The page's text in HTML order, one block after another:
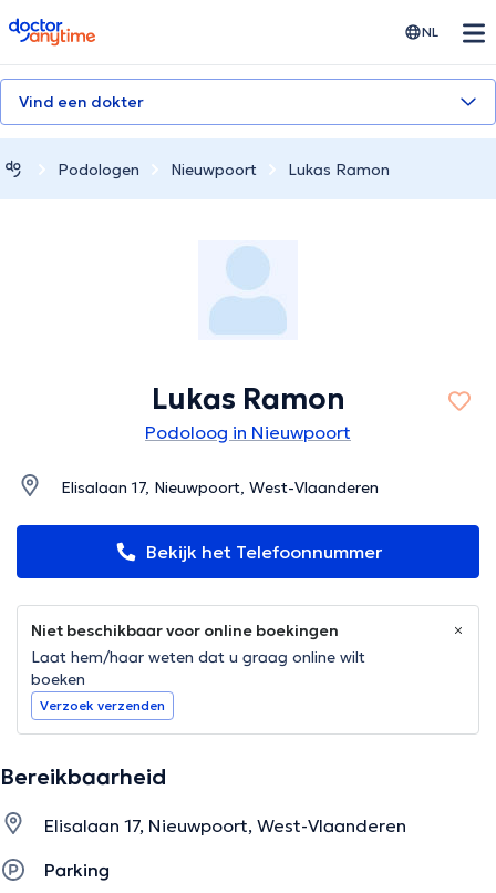
doctoranytime NL
Vind een dokter
Podologen Nieuwpoort Lukas Ramon
Lukas Ramon
Podoloog in Nieuwpoort
Elisalaan 17, Nieuwpoort, West-Vlaanderen
Bekijk het Telefoonnummer
Niet beschikbaar voor online boekingen
Laat hem/haar weten dat u graag online wilt
boeken
Verzoek verzenden
Bereikbaarheid
Elisalaan 17, Nieuwpoort, West-Vlaanderen
Parking